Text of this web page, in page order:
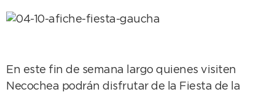
En este fin de semana largo quienes visiten
Necochea podrán disfrutar de la Fiesta de la